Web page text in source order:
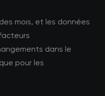
mois, et les données
dans le
pour les